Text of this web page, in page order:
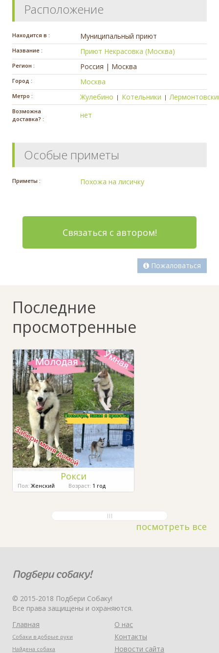
Расположение
Находится в : Муниципальный приют
Название : Приют Некрасовка (Москва)
Регион : Россия | Москва
Город : Москва
Метро : Жулебино | Котельники |
Возможна
доставка? :
нет
Особые приметы
Приметы : Похожа на лисичку
Связаться с автором!
Пожаловаться
Последние
просмотренные
Рокси
Пол: Женский Возраст: 1 год
посмотреть все
© 2015-2018 Подбери Собаку!
Все права защищены и охраняются.
Главная
Собаки в добрые руки
Найдена собака
О нас
Контакты
Новости сайта